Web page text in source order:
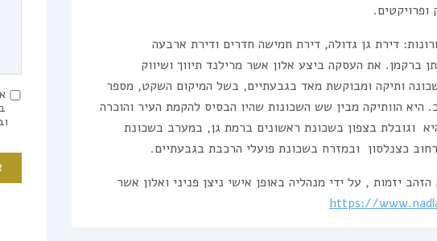
ופרויקטים.
דירת גן גדולה, דירת חמישה חדרים ודירת ארבעה
ברקמן. את העסקה ביצע אלון אשר מרילנד תיווך ושיווק
ותיקה ומבוקשת מאד בגבעתיים, בשל המיקום השקט, מספר
היא הוותיקה מבין שש השכונות שהיו הבסיס להקמת העיר והוכרה
וגובלת בצפון בשכונת ראשונים ברמת גן, במערב בשכונת
כצנלסון ובמזרח בשכונת פועלי הרכבת בגבעתיים.
יזמות , על ידי מנהליה באופן אישי ניצן פניני ואלון אשר
https://